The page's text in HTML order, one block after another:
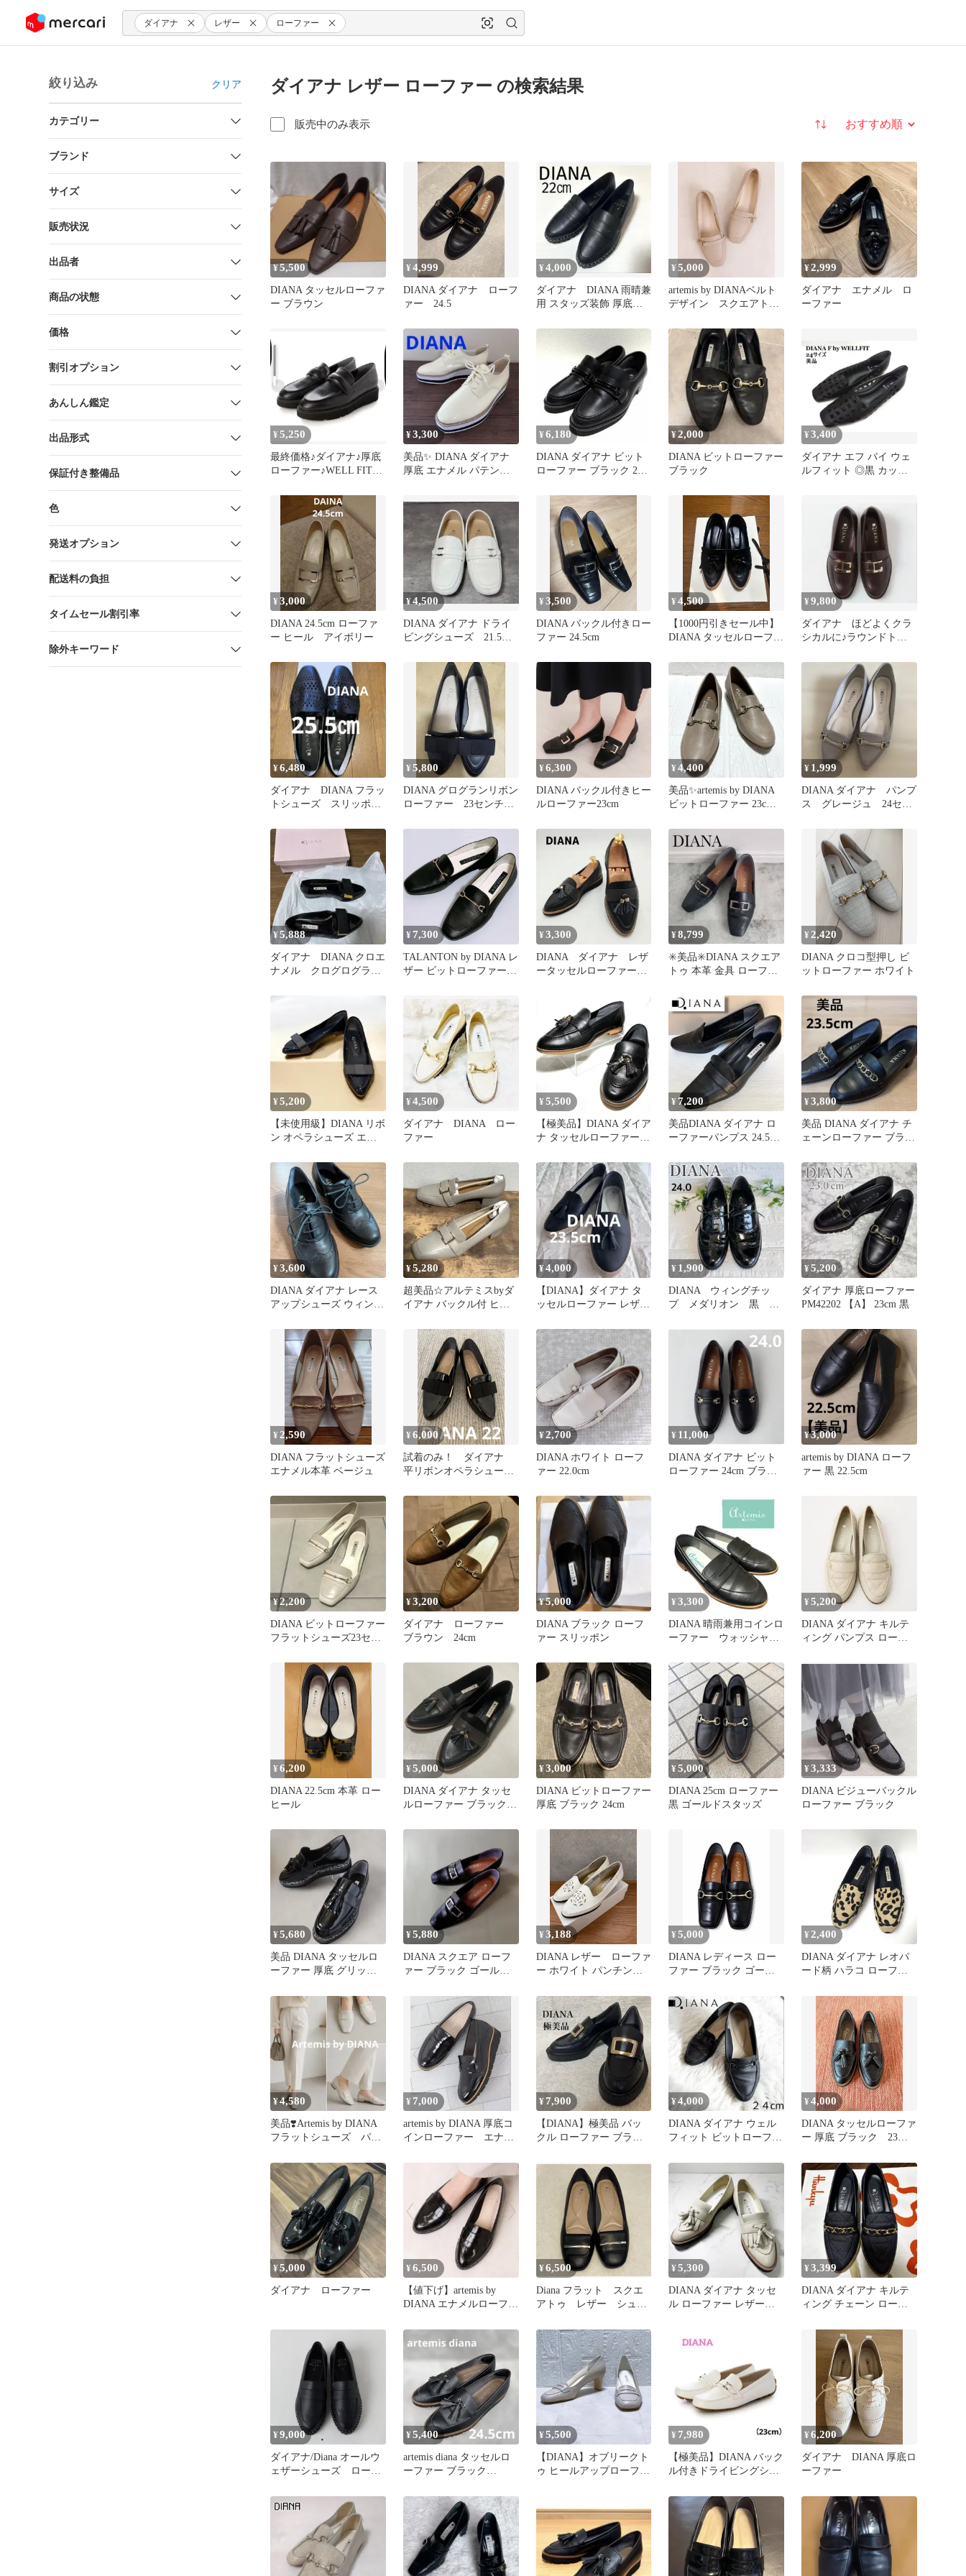
ツにスキップ ダイアナ レザー ローファー
絞り込み クリア
カテゴリー
ブランド
サイズ
販売状況
出品者
商品の状態
価格
割引オプション
あんしん鑑定
出品形式
保証付き整備品
色
発送オプション
配送料の負担
タイムセール割引率
除外キーワード
ダイアナ レザー ローファー の検索結果
販売中のみ表示 並び替え
¥5,500
DIANA タッセルローファ
ー ブラウン
¥4,999
DIANA ダイアナ ローフ
ァー 24.5
¥4,000
ダイアナ DIANA 雨晴兼
用 スタッズ装飾 厚底ロ
¥5,000
artemis by DIANAベルト
デザイン スクエアトゥ
¥2,999
ダイアナ エナメル ロ
ーファー
¥ 5,250
最終価格♪ダイアナ♪厚底
ローファー♪WELL FIT
¥3,300
美品✨ DIANA ダイアナ
厚底 エナメル パテント
¥ 6,180
DIANA ダイアナ ビット
ローファー ブラック 23.5
¥2,000
DIANA ビットローファー
ブラック
¥3,400
ダイアナ エフ バイ ウェ
ルフィット ◎黒 カット
¥3,000
DIANA 24.5cm ローファ
ー ヒール アイボリー
¥4,500
DIANA ダイアナ ドライ
ビングシューズ 21.5
¥3,500
DIANA バックル付きロー
ファー 24.5cm
¥4,500
【1000円引きセール中】
DIANA タッセルローファ
¥9,800
ダイアナ ほどよくクラ
シカルに♪ラウンドトゥ
¥6,480
ダイアナ DIANA フラッ
トシューズ スリッポ
25.5㎝
¥5,800
DIANA グログランリボン
ローファー 23センチ
¥6,300
DIANA バックル付きヒー
ルローファー23cm
¥4,400
美品✨artemis by DIANA
ビットローファー 23cm
¥ 1,999
DIANA ダイアナ パンプ
ス グレージュ 24セン
¥5,888
ダイアナ DIANA クロエ
ナメル クログログラ
22.5㎝
¥ 7,300
TALANTON by DIANA レ
ザー ビットローファー
¥3,300
DIANA ダイアナ レザ
ータッセルローファー
¥8,799
✳️美品✳️DIANA スクエア
トゥ 本革 金具 ローファ
¥ 2,420
DIANA クロコ型押し ビ
ットローファー ホワイト
¥5,200
【未使用級】DIANA リボ
ン オペラシューズ エナ
¥4,500
ダイアナ DIANA ロー
ファー
¥5,500
【極美品】DIANA ダイア
ナ タッセルローファー
¥7,200
美品DIANA ダイアナ ロ
ーファーパンプス 24.5cm
¥3,800
美品 DIANA ダイアナ チ
ェーンローファー ブラッ
¥3,600
DIANA ダイアナ レース
アップシューズ ウィング
¥5,280
超美品☆アルテミスbyダ
イアナ バックル付 ヒー
¥4,000
【DIANA】ダイアナ タ
ッセルローファー レザー
¥ 1,900
DIANA ウィングチッ
プ メダリオン 黒
アナ
¥5,200
ダイアナ 厚底ローファー
PM42202 【A】 23cm 黒
¥ 2,590
DIANA フラットシューズ
エナメル本革 ベージュ
¥6,000
試着のみ！ ダイアナ
平リボンオペラシュー
ー 22 現行品
¥2,700
DIANA ホワイト ローフ
ァー 22.0cm
¥ 11,000
DIANA ダイアナ ビット
ローファー 24cm ブラッ
¥3,000
artemis by DIANA ローフ
ァー 黒 22.5cm
¥2,200
DIANA ビットローファー
フラットシューズ23セン
¥3,200
ダイアナ ローファー
ブラウン 24cm
¥5,000
DIANA ブラック ローフ
ァー スリッポン
¥ 3,300
DIANA 晴雨兼用コインロ
ーファー ウォッシャブ
量
¥5,200
DIANA ダイアナ キルテ
ィング パンプス ローフ
¥6,200
DIANA 22.5cm 本革 ロー
ヒール
¥5,000
DIANA ダイアナ タッセ
ルローファー ブラック
¥3,000
DIANA ビットローファー
厚底 ブラック 24cm
¥5,000
DIANA 25cm ローファー
黒 ゴールドスタッズ
¥3,333
DIANA ビジューバックル
ローファー ブラック
¥5,680
美品 DIANA タッセルロ
ーファー 厚底 グリッタ
¥5,880
DIANA スクエア ローフ
ァー ブラック ゴールド
¥3,188
DIANA レザー ローファ
ー ホワイト パンチン
¥5,000
DIANA レディース ロー
ファー ブラック ゴール
¥ 2,400
DIANA ダイアナ レオパ
ード柄 ハラコ ローファ
¥4,580
美品❣️Artemis by DIANA
フラットシューズ パン
¥ 7,000
artemis by DIANA 厚底コ
インローファー エナメ
¥7,900
【DIANA】極美品 バッ
クル ローファー ブラッ
¥4,000
DIANA ダイアナ ウェル
フィット ビットローファ
¥4,000
DIANA タッセルローファ
ー 厚底 ブラック 23セ
¥5,000
ダイアナ ローファー
¥6,500
【値下げ】artemis by
DIANA エナメルローファ
¥6,500
Diana フラット スクエ
アトゥ レザー シュー
黒 新品
¥5,300
DIANA ダイアナ タッセ
ル ローファー レザー
¥3,399
DIANA ダイアナ キルテ
ィング チェーン ローフ
¥9,000
ダイアナ/Diana オールウ
ェザーシューズ ローフ
品】
¥5,400
artemis diana タッセルロ
ーファー ブラック
¥5,500
【DIANA】オブリークト
ゥ ヒールアップローファ
¥ 7,980
【極美品】DIANA バック
ル付きドライビングシュ
¥6,200
ダイアナ DIANA 厚底ロ
ーファー